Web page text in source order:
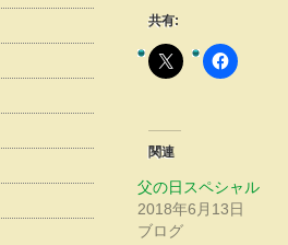
共有:
関連
父の日スペシャル
2018年6月13日
ブログ